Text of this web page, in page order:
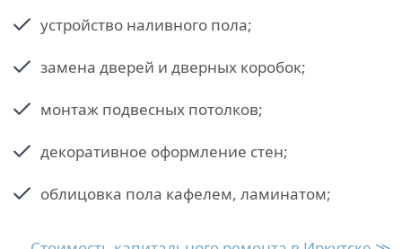
устройство наливного пола;
замена дверей и дверных коробок;
монтаж подвесных потолков;
декоративное оформление стен;
облицовка пола кафелем, ламинатом;